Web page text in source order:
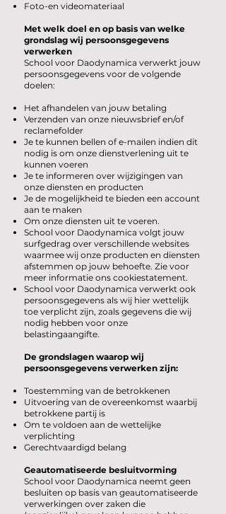
Foto-en videomateriaal
Met welk doel en op basis van welke
grondslag wij persoonsgegevens
verwerken
School voor Daodynamica verwerkt jouw
persoonsgegevens voor de volgende
doelen:
Het afhandelen van jouw betaling
Verzenden van onze nieuwsbrief en/of
reclamefolder
Je te kunnen bellen of e-mailen indien dit
nodig is om onze dienstverlening uit te
kunnen voeren
Je te informeren over wijzigingen van
onze diensten en producten
Je de mogelijkheid te bieden een account
aan te maken
Om onze diensten uit te voeren.
School voor Daodynamica volgt jouw
surfgedrag over verschillende websites
waarmee wij onze producten en diensten
afstemmen op jouw behoefte. Zie voor
meer informatie ons cookiestatement.
School voor Daodynamica verwerkt ook
persoonsgegevens als wij hier wettelijk
toe verplicht zijn, zoals gegevens die wij
nodig hebben voor onze
belastingaangifte.
De grondslagen waarop wij
persoonsgegevens verwerken zijn:
Toestemming van de betrokkenen
Uitvoering van de overeenkomst waarbij
betrokkene partij is
Om te voldoen aan de wettelijke
verplichting
Gerechtvaardigd belang
Geautomatiseerde besluitvorming
School voor Daodynamica neemt geen
besluiten op basis van geautomatiseerde
verwerkingen over zaken die